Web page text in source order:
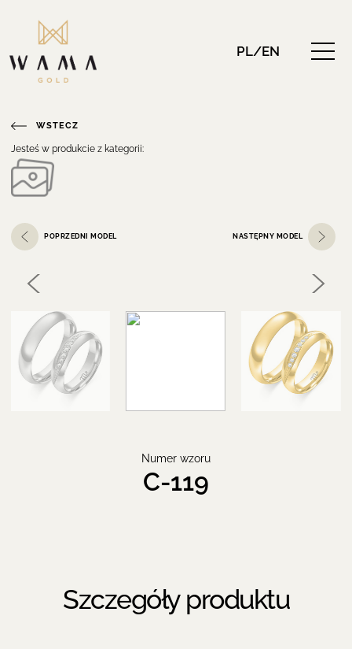
PL/EN
WSTECZ
Jesteś w produkcie z kategorii:
POPRZEDNI MODEL NASTĘPNY MODEL
Numer wzoru
C-119
Szczegóły produktu